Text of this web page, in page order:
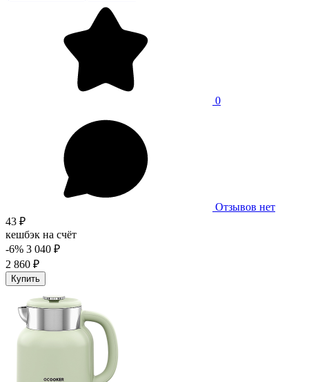
0
Отзывов нет
43 ₽
кешбэк на счёт
-6% 3 040 ₽
2 860 ₽
Купить